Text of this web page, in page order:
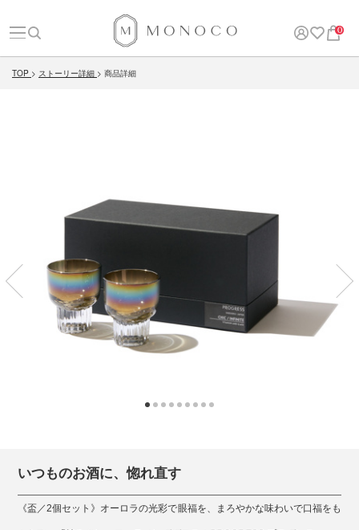
0
TOP ストーリー詳細 商品詳細
いつものお酒に、惚れ直す
《盃／2個セット》オーロラの光彩で眼福を、まろやかな味わいで口福をも